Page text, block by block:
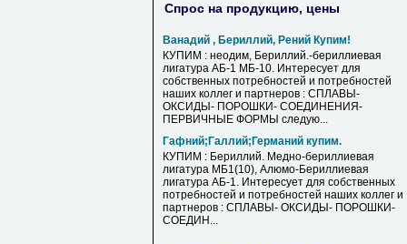
Спрос на продукцию, цены
Ванадий , Бериллий, Рений Купим!
КУПИМ : неодим, Бериллий.-бериллиевая
лигатура АБ-1 МБ-10. Интересует для
собственных потребностей и потребностей
наших коллег и партнеров : СПЛАВЫ-
ОКСИДЫ- ПОРОШКИ- СОЕДИНЕНИЯ-
ПЕРВИЧНЫЕ ФОРМЫ следую...
Гафний;Галлий;Германий купим.
КУПИМ : Бериллий. Медно-бериллиевая
лигатура МБ1(10), Алюмо-Бериллиевая
лигатура АБ-1. Интересует для собственных
потребностей и потребностей наших коллег и
партнеров : СПЛАВЫ- ОКСИДЫ- ПОРОШКИ-
СОЕДИН...